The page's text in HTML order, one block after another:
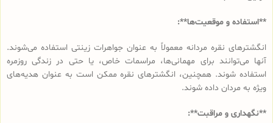
**استفاده و موقعیت‌ها**:
انگشترهای نقره مردانه معمولاً به عنوان جواهرات زینتی استفاده می‌شوند.
آنها می‌توانند برای مهمانی‌ها، مراسمات خاص، یا حتی در زندگی روزمره
استفاده شوند. همچنین، انگشترهای نقره ممکن است به عنوان هدیه‌های
ویژه به مردان داده شوند.
**نگهداری و مراقبت**: